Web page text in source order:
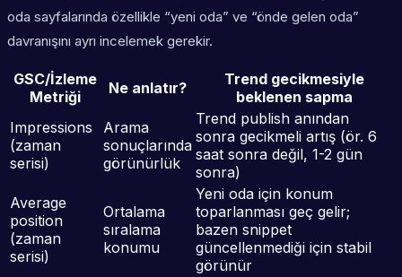
oda sayfalarında özellikle “yeni oda” ve “önde gelen oda”
davranışını ayrı incelemek gerekir.
GSC/İzleme
Metriği
Ne anlatır?
Trend gecikmesiyle
beklenen sapma
Impressions
(zaman
serisi)
Arama
sonuçlarında
görünürlük
Trend publish anından
sonra gecikmeli artış (ör. 6
saat sonra değil, 1-2 gün
sonra)
Average
position
(zaman
serisi)
Ortalama
sıralama
konumu
Yeni oda için konum
toparlanması geç gelir;
bazen snippet
güncellenmediği için stabil
görünür